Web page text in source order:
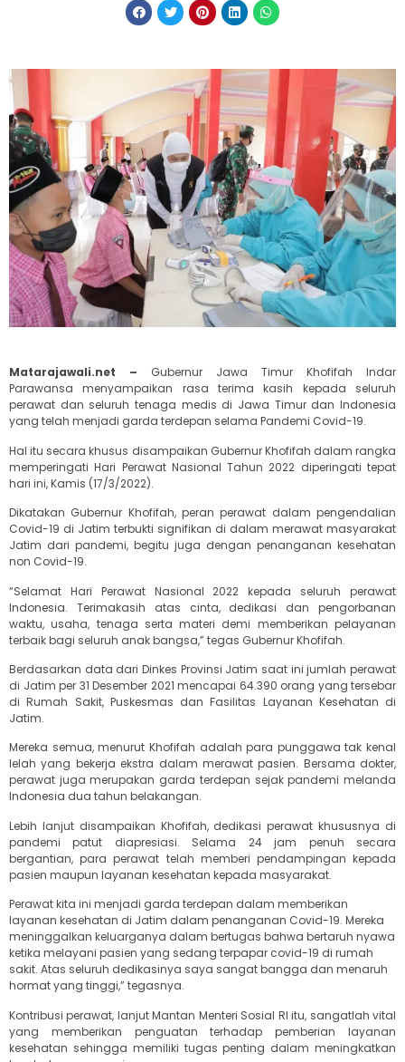
Matarajawali.net – Gubernur Jawa Timur Khofifah Indar
Parawansa menyampaikan rasa terima kasih kepada seluruh
perawat dan seluruh tenaga medis di Jawa Timur dan Indonesia
yang telah menjadi garda terdepan selama Pandemi Covid-19.
Hal itu secara khusus disampaikan Gubernur Khofifah dalam rangka
memperingati Hari Perawat Nasional Tahun 2022 diperingati tepat
hari ini, Kamis (17/3/2022).
Dikatakan Gubernur Khofifah, peran perawat dalam pengendalian
Covid-19 di Jatim terbukti signifikan di dalam merawat masyarakat
Jatim dari pandemi, begitu juga dengan penanganan kesehatan
non Covid-19.
“Selamat Hari Perawat Nasional 2022 kepada seluruh perawat
Indonesia. Terimakasih atas cinta, dedikasi dan pengorbanan
waktu, usaha, tenaga serta materi demi memberikan pelayanan
terbaik bagi seluruh anak bangsa,” tegas Gubernur Khofifah.
Berdasarkan data dari Dinkes Provinsi Jatim saat ini jumlah perawat
di Jatim per 31 Desember 2021 mencapai 64.390 orang yang tersebar
di Rumah Sakit, Puskesmas dan Fasilitas Layanan Kesehatan di
Jatim.
Mereka semua, menurut Khofifah adalah para punggawa tak kenal
lelah yang bekerja ekstra dalam merawat pasien. Bersama dokter,
perawat juga merupakan garda terdepan sejak pandemi melanda
Indonesia dua tahun belakangan.
Lebih lanjut disampaikan Khofifah, dedikasi perawat khususnya di
pandemi patut diapresiasi. Selama 24 jam penuh secara
bergantian, para perawat telah memberi pendampingan kepada
pasien maupun layanan kesehatan kepada masyarakat.
Perawat kita ini menjadi garda terdepan dalam memberikan
layanan kesehatan di Jatim dalam penanganan Covid-19. Mereka
meninggalkan keluarganya dalam bertugas bahwa bertaruh nyawa
ketika melayani pasien yang sedang terpapar covid-19 di rumah
sakit. Atas seluruh dedikasinya saya sangat bangga dan menaruh
hormat yang tinggi,” tegasnya.
Kontribusi perawat, lanjut Mantan Menteri Sosial RI itu, sangatlah vital
yang memberikan penguatan terhadap pemberian layanan
kesehatan sehingga memiliki tugas penting dalam meningkatkan